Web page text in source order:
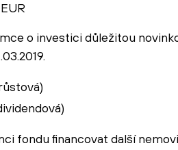
o investici důležitou
fondu financovat další